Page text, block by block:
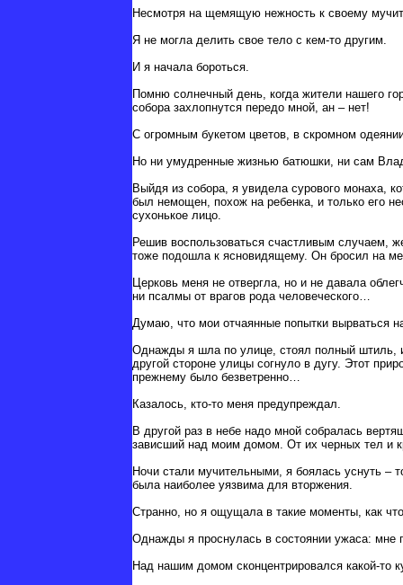
Несмотря на щемящую нежность к своему
Я не могла делить свое тело с кем-то другим.
И я начала бороться.
Помню солнечный день, когда жители нашего
собора захлопнутся передо мной, ан – нет!
С огромным букетом цветов, в скромном
Но ни умудренные жизнью батюшки, ни сам
Выйдя из собора, я увидела сурового монаха,
был немощен, похож на ребенка, и только его
сухонькое лицо.
Решив воспользоваться счастливым случаем,
тоже подошла к ясновидящему. Он бросил на
Церковь меня не отвергла, но и не давала
ни псалмы от врагов рода человеческого…
Думаю, что мои отчаянные попытки вырваться
Однажды я шла по улице, стоял полный штиль,
другой стороне улицы согнуло в дугу. Этот
прежнему было безветренно…
Казалось, кто-то меня предупреждал.
В другой раз в небе надо мной собралась
зависший над моим домом. От их черных тел и
Ночи стали мучительными, я боялась уснуть –
была наиболее уязвима для вторжения.
Странно, но я ощущала в такие моменты, как
Однажды я проснулась в состоянии ужаса: мне
Над нашим домом сконцентрировался какой-то